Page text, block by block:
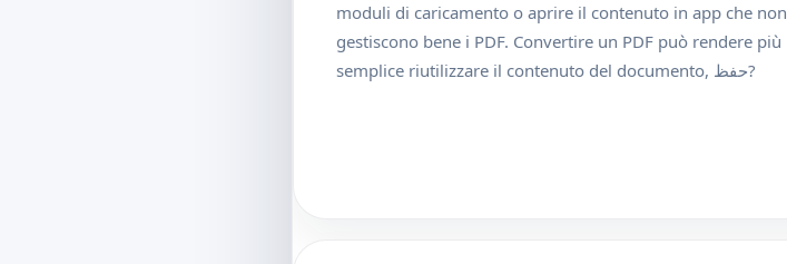
moduli di caricamento o aprire il contenuto in app che non
gestiscono bene i PDF. Convertire un PDF può rendere più
semplice riutilizzare il contenuto del documento, حفظ?